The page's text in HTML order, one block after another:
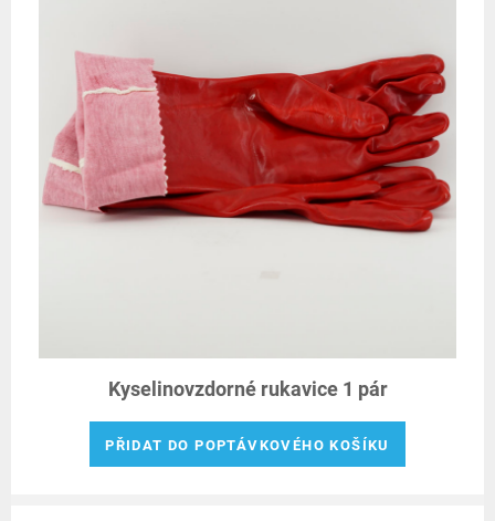
Kyselinovzdorné rukavice 1 pár
PŘIDAT DO POPTÁVKOVÉHO KOŠÍKU